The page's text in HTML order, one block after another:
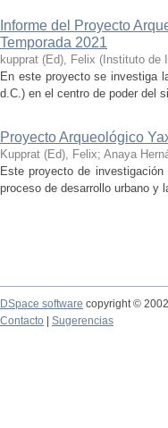
Informe del Proyecto
Temporada 2021
kupprat (Ed), Felix ( Instituto de
En este proyecto se investiga
d.C.) en el centro de poder del
Proyecto Arqueológico
Kupprat (Ed), Felix; Anaya
Este proyecto de
proceso de desarrollo urbano y
DSpace software copyright ©
Contacto
Sugerencias